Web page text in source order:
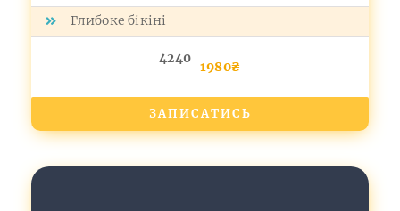
Глибоке бікіні
4240
1980₴
ЗАПИСАТИСЬ